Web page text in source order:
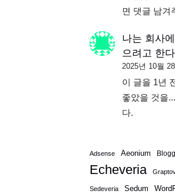
면 댓글 남겨
나는 회사
으려고 한다
2025년 10월
이 글을 1년
좋았을 것을
다.
Adsense Aeonium
Echeveria
Sedeveria Sedum